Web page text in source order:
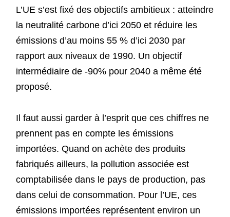
L’UE s’est fixé des objectifs ambitieux : atteindre
la neutralité carbone d’ici 2050 et réduire les
émissions d’au moins 55 % d’ici 2030 par
rapport aux niveaux de 1990. Un objectif
intermédiaire de -90% pour 2040 a même été
proposé.
Il faut aussi garder à l’esprit que ces chiffres ne
prennent pas en compte les émissions
importées. Quand on achète des produits
fabriqués ailleurs, la pollution associée est
comptabilisée dans le pays de production, pas
dans celui de consommation. Pour l’UE, ces
émissions importées représentent environ un